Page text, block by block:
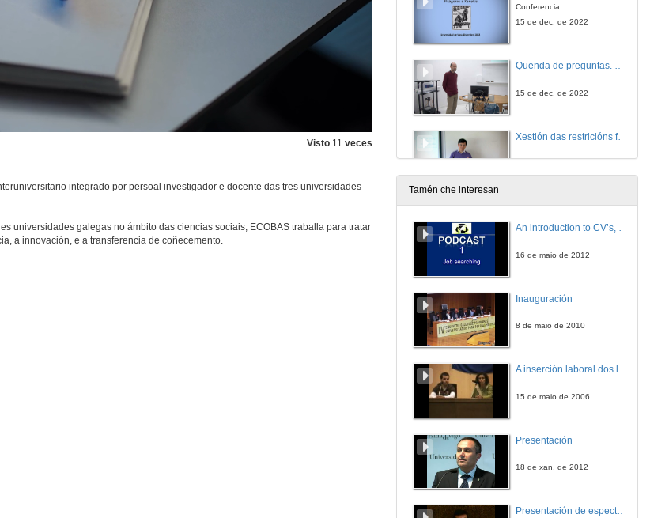
Visto 11 veces
integrado por persoal investigador e docente das tres universidades
universidades galegas no ámbito das ciencias sociais, ECOBAS traballa para tratar
a innovación, e a transferencia de coñecemento.
Conferencia
15 de dec. de 2022
Quenda de preguntas. Matemática para tus oídos: de Pitágoras a Xenakis
15 de dec. de 2022
Xestión das restricións financeiras nas empresas de nova creación: examinando o papel do control do fluxo de caixa e da intuición
Presentación do Workshop sobre impacto da sustentabilidade no ámbito financieiro: as Finanzas Sostibles
6 de out. de 2022
6 de out. de 2022
Tamén che interesan
An introduction to CV’s, letters, and job searching
16 de maio de 2012
Inauguración
8 de maio de 2010
A inserción laboral dos licenciados en Ciencias do Mar: a carreira investigadora
15 de maio de 2006
Presentación
18 de xan. de 2012
Presentación de espectro-radiómetros ASD